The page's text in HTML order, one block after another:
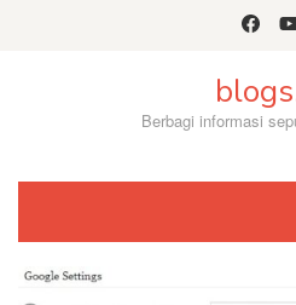
Berbagi informasi